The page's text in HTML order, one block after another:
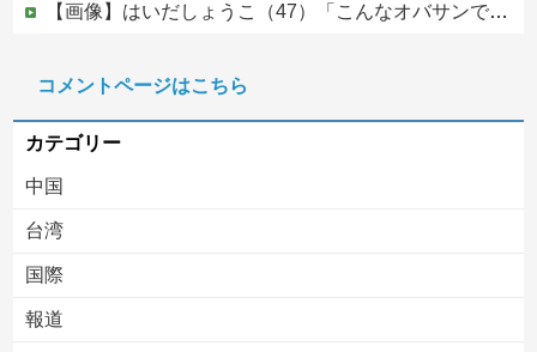
【画像】はいだしょうこ（47）「こんなオバサンでいいの…？」
【移民政策反対】イオンの売り場で唐揚げを食う中国人の子供
コメントページはこちら
カテゴリー
中国
台湾
国際
報道